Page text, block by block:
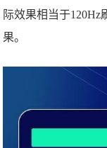
际效果相当于
果。